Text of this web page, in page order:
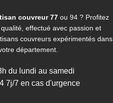
couvreur 77 ou 94 ? Profitez
effectué avec passion et
couvreurs expérimentés dans
département.
du lundi au samedi
7j/7 en cas d'urgence